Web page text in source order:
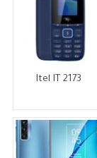
Itel IT 2173